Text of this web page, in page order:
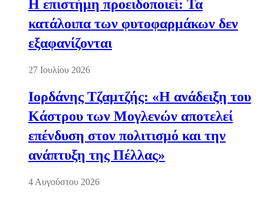
Η επιστήμη προειδοποιεί: Τα
κατάλοιπα των φυτοφαρμάκων δεν
εξαφανίζονται
27 Ιουλίου 2026
Ιορδάνης Τζαμτζής: «Η ανάδειξη του
Κάστρου των Μογλενών αποτελεί
επένδυση στον πολιτισμό και την
ανάπτυξη της Πέλλας»
4 Αυγούστου 2026